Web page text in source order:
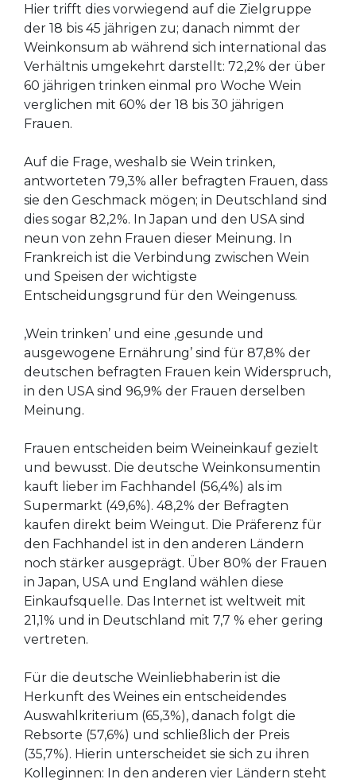
Hier trifft dies vorwiegend auf die Zielgruppe
der 18 bis 45 jährigen zu; danach nimmt der
Weinkonsum ab während sich international das
Verhältnis umgekehrt darstellt: 72,2% der über
60 jährigen trinken einmal pro Woche Wein
verglichen mit 60% der 18 bis 30 jährigen
Frauen.
Auf die Frage, weshalb sie Wein trinken,
antworteten 79,3% aller befragten Frauen, dass
sie den Geschmack mögen; in Deutschland sind
dies sogar 82,2%. In Japan und den USA sind
neun von zehn Frauen dieser Meinung. In
Frankreich ist die Verbindung zwischen Wein
und Speisen der wichtigste
Entscheidungsgrund für den Weingenuss.
‚Wein trinken’ und eine ‚gesunde und
ausgewogene Ernährung’ sind für 87,8% der
deutschen befragten Frauen kein Widerspruch,
in den USA sind 96,9% der Frauen derselben
Meinung.
Frauen entscheiden beim Weineinkauf gezielt
und bewusst. Die deutsche Weinkonsumentin
kauft lieber im Fachhandel (56,4%) als im
Supermarkt (49,6%). 48,2% der Befragten
kaufen direkt beim Weingut. Die Präferenz für
den Fachhandel ist in den anderen Ländern
noch stärker ausgeprägt. Über 80% der Frauen
in Japan, USA und England wählen diese
Einkaufsquelle. Das Internet ist weltweit mit
21,1% und in Deutschland mit 7,7 % eher gering
vertreten.
Für die deutsche Weinliebhaberin ist die
Herkunft des Weines ein entscheidendes
Auswahlkriterium (65,3%), danach folgt die
Rebsorte (57,6%) und schließlich der Preis
(35,7%). Hierin unterscheidet sie sich zu ihren
Kolleginnen: In den anderen vier Ländern steht